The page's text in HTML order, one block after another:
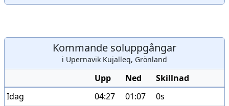
Kommande soluppgångar
i Upernavik Kujalleq, Grönland
Upp Ned
Skillnad
Idag
04:27 01:07
0s